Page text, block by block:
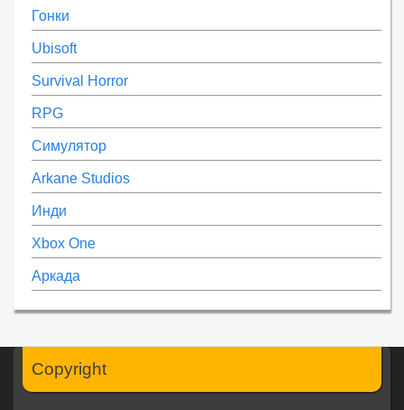
Гонки
Ubisoft
Survival Horror
RPG
Симулятор
Arkane Studios
Инди
Xbox One
Аркада
Copyright